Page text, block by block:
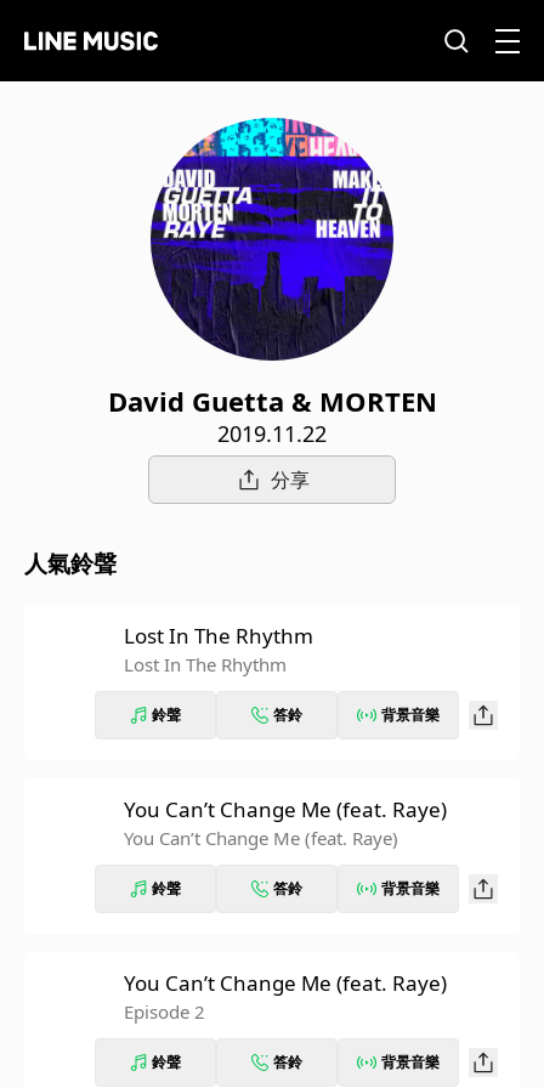
David Guetta & MORTEN
2019.11.22
分享
人氣鈴聲
Lost In The Rhythm
Lost In The Rhythm
鈴聲 答鈴 背景音樂
You Can’t Change Me (feat. Raye)
You Can’t Change Me (feat. Raye)
鈴聲 答鈴 背景音樂
You Can’t Change Me (feat. Raye)
Episode 2
鈴聲 答鈴 背景音樂